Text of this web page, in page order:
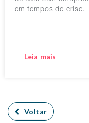
em tempos de crise.
Leia mais
Voltar